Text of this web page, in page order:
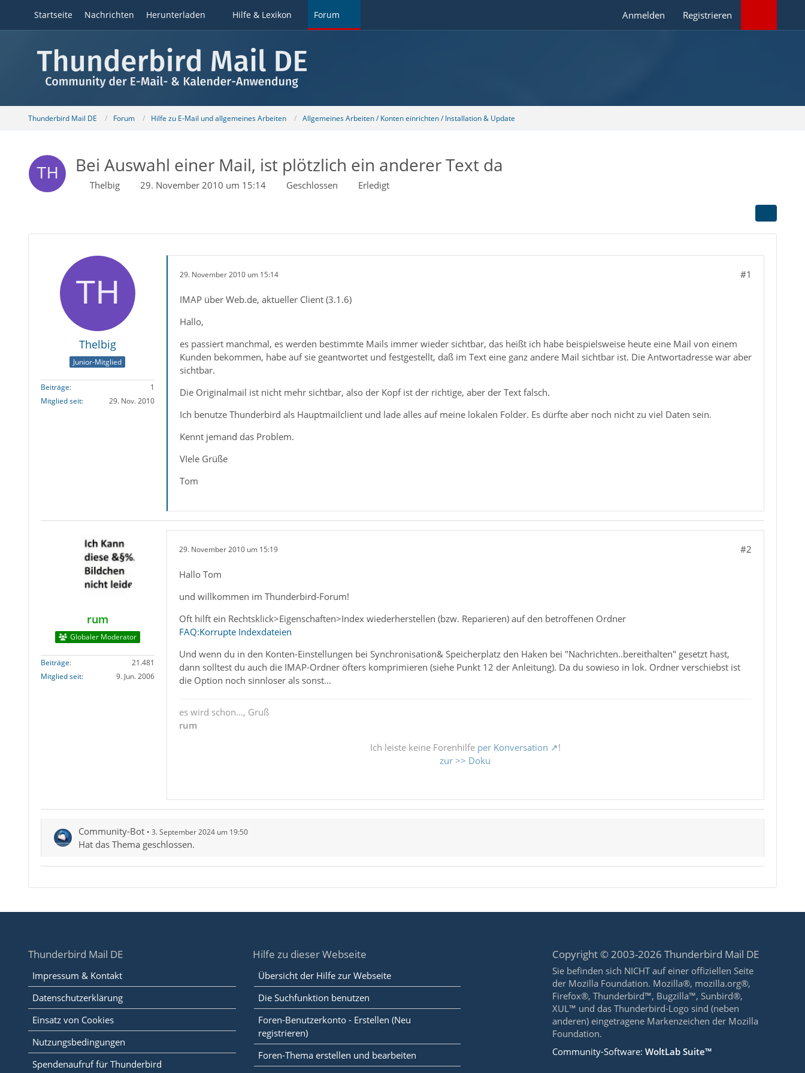
Startseite Nachrichten Herunterladen Hilfe & Lexikon Forum Anmelden Registrieren
Thunderbird Mail DE Forum Hilfe zu E-Mail und allgemeines Arbeiten Allgemeines Arbeiten / Konten einrichten / Installation & Update
Bei Auswahl einer Mail, ist plötzlich ein anderer Text da
Thelbig 29. November 2010 um 15:14 Geschlossen Erledigt
Thelbig
Junior-Mitglied
Beiträge
1
Mitglied seit
29. Nov. 2010
29. November 2010 um 15:14 #1
IMAP über Web.de, aktueller Client (3.1.6)
Hallo,
es passiert manchmal, es werden bestimmte Mails immer wieder sichtbar, das heißt ich habe beispielsweise heute eine Mail von einem
Kunden bekommen, habe auf sie geantwortet und festgestellt, daß im Text eine ganz andere Mail sichtbar ist. Die Antwortadresse war aber
sichtbar.
Die Originalmail ist nicht mehr sichtbar, also der Kopf ist der richtige, aber der Text falsch.
Ich benutze Thunderbird als Hauptmailclient und lade alles auf meine lokalen Folder. Es dürfte aber noch nicht zu viel Daten sein.
Kennt jemand das Problem.
VIele Grüße
Tom
rum
Globaler Moderator
Beiträge
21.481
Mitglied seit
9. Jun. 2006
29. November 2010 um 15:19 #2
Hallo Tom
und willkommen im Thunderbird-Forum!
Oft hilft ein Rechtsklick>Eigenschaften>Index wiederherstellen (bzw. Reparieren) auf den betroffenen Ordner
FAQ:Korrupte Indexdateien
Und wenn du in den Konten-Einstellungen bei Synchronisation& Speicherplatz den Haken bei "Nachrichten..bereithalten" gesetzt hast,
dann solltest du auch die IMAP-Ordner öfters komprimieren (siehe Punkt 12 der Anleitung). Da du sowieso in lok. Ordner verschiebst ist
die Option noch sinnloser als sonst...
es wird schon..., Gruß
rum
Ich leiste keine Forenhilfe per Konversation
!
zur >> Doku
Community-Bot 3. September 2024 um 19:50
Hat das Thema geschlossen.
Thunderbird Mail DE
Impressum & Kontakt
Datenschutzerklärung
Einsatz von Cookies
Nutzungsbedingungen
Spendenaufruf für Thunderbird
Hilfe zu dieser Webseite
Übersicht der Hilfe zur Webseite
Die Suchfunktion benutzen
Foren-Benutzerkonto - Erstellen (Neu
registrieren)
Foren-Thema erstellen und bearbeiten
Copyright © 2003-2026 Thunderbird Mail DE
Sie befinden sich NICHT auf einer offiziellen Seite
der Mozilla Foundation. Mozilla®, mozilla.org®,
Firefox®, Thunderbird™, Bugzilla™, Sunbird®,
XUL™ und das Thunderbird-Logo sind (neben
anderen) eingetragene Markenzeichen der Mozilla
Foundation.
Community-Software:WoltLab Suite™